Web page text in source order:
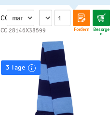
CC
Fordern Besorge
n
CC 28146X38599
3 Tage